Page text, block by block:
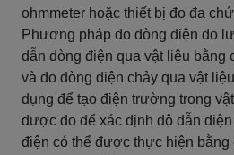
ohmmeter hoặc thiết bị đo đa
Phương pháp đo dòng điện đo
dẫn dòng điện qua vật liệu bằng
và đo dòng điện chảy qua vật
dụng để tạo điện trường trong
được đo để xác định độ dẫn
điện có thể được thực hiện bằng